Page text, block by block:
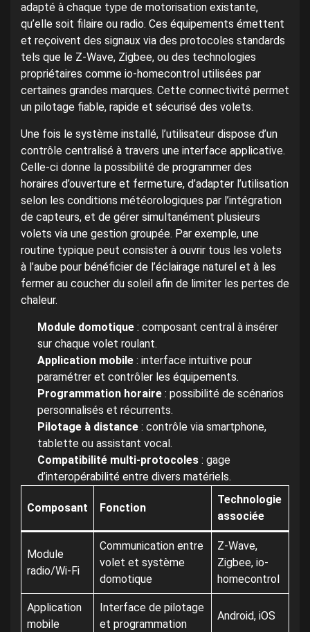
adapté à chaque type de motorisation existante,
qu’elle soit filaire ou radio. Ces équipements émettent
et reçoivent des signaux via des protocoles standards
tels que le Z-Wave, Zigbee, ou des technologies
propriétaires comme io-homecontrol utilisées par
certaines grandes marques. Cette connectivité permet
un pilotage fiable, rapide et sécurisé des volets.
Une fois le système installé, l’utilisateur dispose d’un
contrôle centralisé à travers une interface applicative.
Celle-ci donne la possibilité de programmer des
horaires d’ouverture et fermeture, d’adapter l’utilisation
selon les conditions météorologiques par l’intégration
de capteurs, et de gérer simultanément plusieurs
volets via une gestion groupée. Par exemple, une
routine typique peut consister à ouvrir tous les volets
à l’aube pour bénéficier de l’éclairage naturel et à les
fermer au coucher du soleil afin de limiter les pertes de
chaleur.
Module domotique : composant central à insérer
sur chaque volet roulant.
Application mobile : interface intuitive pour
paramétrer et contrôler les équipements.
Programmation horaire : possibilité de scénarios
personnalisés et récurrents.
Pilotage à distance : contrôle via smartphone,
tablette ou assistant vocal.
Compatibilité multi-protocoles : gage
d’interopérabilité entre divers matériels.
Composant Fonction
Technologie
associée
Module
radio/Wi-Fi
Communication entre
volet et système
domotique
Z-Wave,
Zigbee, io-
homecontrol
Application
mobile
Interface de pilotage
et programmation
Android, iOS